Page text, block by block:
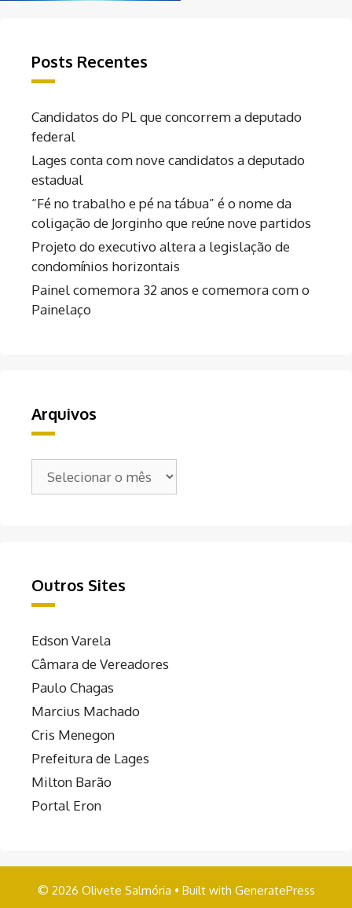
Posts Recentes
Candidatos do PL que concorrem a deputado
federal
Lages conta com nove candidatos a deputado
estadual
“Fé no trabalho e pé na tábua” é o nome da
coligação de Jorginho que reúne nove partidos
Projeto do executivo altera a legislação de
condomínios horizontais
Painel comemora 32 anos e comemora com o
Painelaço
Arquivos
Outros Sites
Edson Varela
Câmara de Vereadores
Paulo Chagas
Marcius Machado
Cris Menegon
Prefeitura de Lages
Milton Barão
Portal Eron
© 2026 Olivete Salmória • Built with GeneratePress